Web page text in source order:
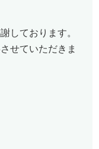
しております。
せていただきま